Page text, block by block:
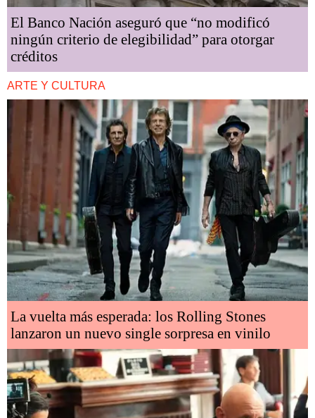
El Banco Nación aseguró que “no modificó
ningún criterio de elegibilidad” para otorgar
créditos
ARTE Y CULTURA
La vuelta más esperada: los Rolling Stones
lanzaron un nuevo single sorpresa en vinilo